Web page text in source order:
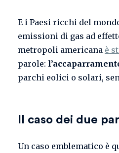
E i Paesi ricchi del
emissioni di gas ad
metropoli americana è
parole:
parchi eolici o solari,
Il caso dei due
Un caso emblematico è